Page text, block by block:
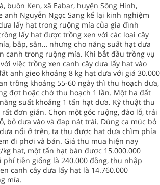
buôn Ken, xã Eabar, huyện Sông Hinh,
anh Nguyễn Ngọc Sang kể lại kinh nghiệm
lấy hạt trong ruộng mía của gia đình
lấy hạt được trồng xen với các loại cây
bắp, sắn… nhưng cho năng suất hạt dưa
canh trong ruộng mía. Khi bắt đầu trồng vụ
việc trồng xen canh cây dưa lấy hạt vào
anh gieo khoảng 8 kg hạt dưa với giá 30.000
trồng khoảng 55-60 ngày thì thu hoạch dưa,
đợt hoặc chờ thu hoạch 1 lần. Một ha đất
suất khoảng 1 tấn hạt dưa. Kỹ thuật thu
đơn giản. Chọn một góc ruộng, đào lỗ, trải
bỏ dưa vào và đạp nát trái. Dùng ca múc bỏ
nổi ở trên, ta thu được hạt dưa chìm phía
đi phơi và bán. Giá thu mua hiện nay
kg hạt, một tấn hạt bán được 15.000.000
phí tiền giống là 240.000 đồng, thu nhập
canh cây dưa lấy hạt là 14.760.000
mía.